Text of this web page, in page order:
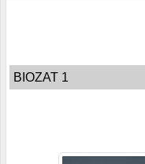
BIOZAT 1